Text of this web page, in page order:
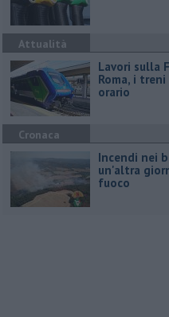
Attualità
Lavori sulla
Roma, i
orario
Cronaca
Incendi nei
un'altra
fuoco